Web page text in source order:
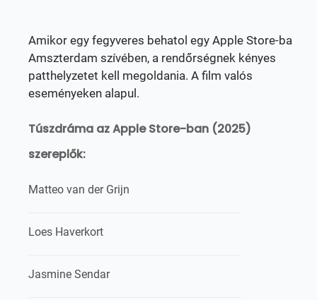
Amikor egy fegyveres behatol egy Apple Store-ba
Amszterdam szívében, a rendőrségnek kényes
patthelyzetet kell megoldania. A film valós
eseményeken alapul.
Túszdráma az Apple Store-ban (2025)
szereplők:
Matteo van der Grijn
Loes Haverkort
Jasmine Sendar